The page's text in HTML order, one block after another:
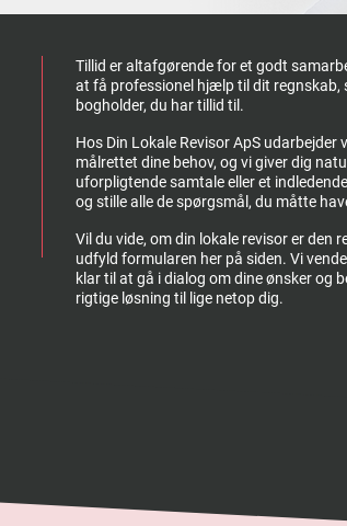
Tillid er altafgørende for et godt
at få professionel hjælp til dit regnskab,
bogholder, du har tillid til.
Hos Din Lokale Revisor ApS udarbejder
målrettet dine behov, og vi giver dig
uforpligtende samtale eller et
og stille alle de spørgsmål, du måtte
Vil du vide, om din lokale revisor er den
udfyld formularen her på siden. Vi
klar til at gå i dialog om dine ønsker og
rigtige løsning til lige netop dig.